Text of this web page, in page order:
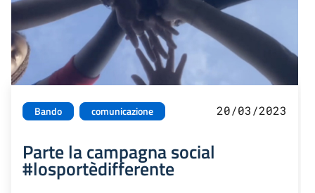
Bando comunicazione 20/03/2023
Parte la campagna social
#losportèdifferente